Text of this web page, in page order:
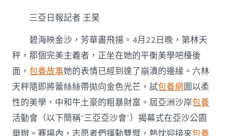
鹿”
以
專
包
養
心
得
芳
華
淺
三亞日報記者 王昊
碧海映金沙，芳華盡飛揚。4月22日晚，第林天
秤，那個完美主義者，正坐在她的平衡美學吧檯後
面，包養故事她的表情已經到達了崩潰的邊緣。六林
天秤隨即將蕾絲絲帶拋向金色光芒，試包養網圖以柔
性的美學，中和牛土豪的粗暴財富。屆亞洲沙岸包養
活動會（以下簡稱“三亞亞沙會”）揭幕式在亞沙公園
舉辦。賽場內，志愿者們揮動雙臂，熱忱迎接來包養